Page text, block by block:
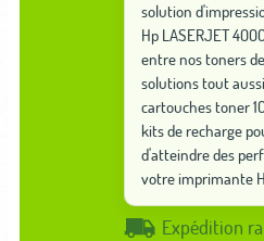
solution
Hp LASERJET
entre nos toners
solutions tout
cartouches toner
kits de recharge
d'atteindre des
votre imprimante
Expédition